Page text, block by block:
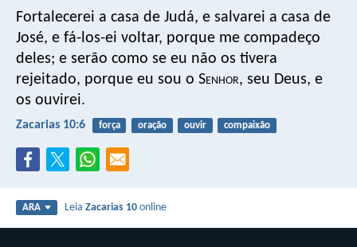
Fortalecerei a casa de Judá, e salvarei a casa de
José, e fá-los-ei voltar, porque me compadeço
deles; e serão como se eu não os tivera
rejeitado, porque eu sou o Senhor, seu Deus, e
os ouvirei.
Zacarias 10:6 força oração ouvir compaixão
ARA LeiaZacarias 10 online